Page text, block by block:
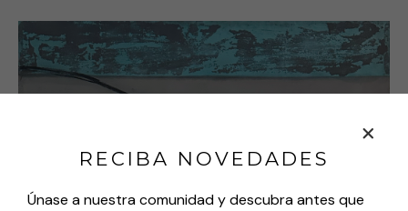
RECIBA NOVEDADES
Únase a nuestra comunidad y descubra antes que